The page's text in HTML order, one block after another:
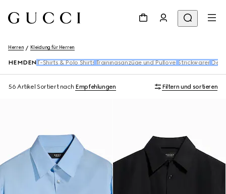
Herren Kleidung für Herren
HEMDEN T-Shirts & Polo Shirts Trainingsanzüge und Pullover Strickwaren
56 Artikel Sortiert nach Empfehlungen Filtern und sortieren